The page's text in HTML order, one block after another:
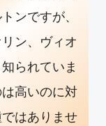
ンですが、
ン、ヴィオ
られていま
高いのに対
はありませ